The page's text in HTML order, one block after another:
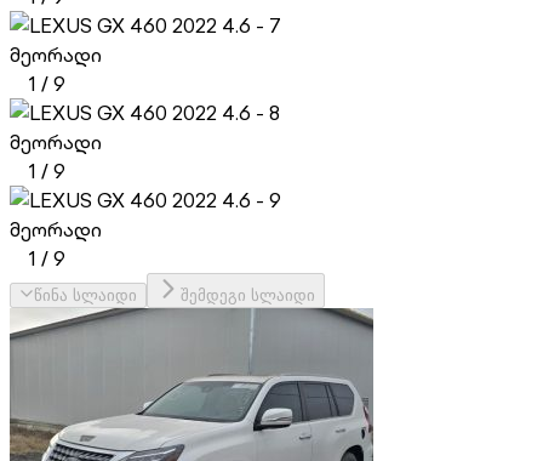
მეორადი
1 /9
მეორადი
1 /9
მეორადი
1 /9
წინა სლაიდი შემდეგი სლაიდი